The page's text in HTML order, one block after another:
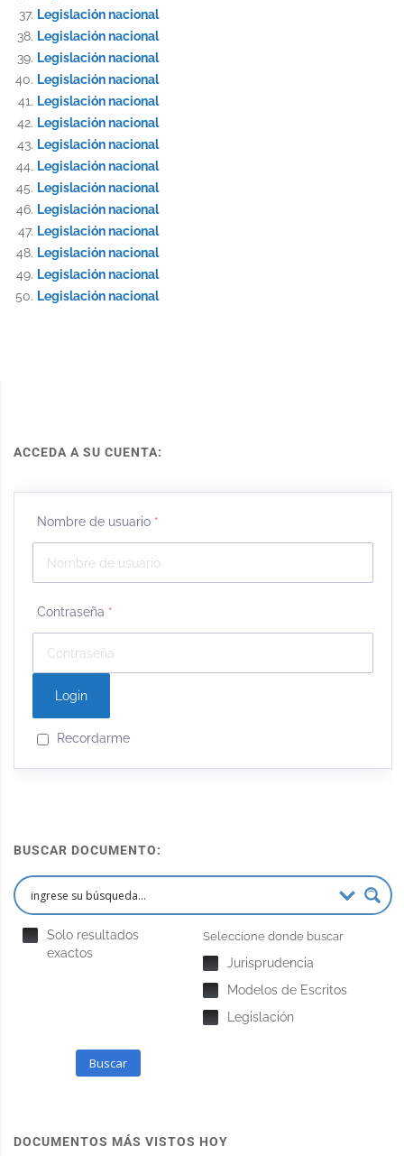
Legislación nacional
Legislación nacional
Legislación nacional
Legislación nacional
Legislación nacional
Legislación nacional
Legislación nacional
Legislación nacional
Legislación nacional
Legislación nacional
Legislación nacional
Legislación nacional
Legislación nacional
Legislación nacional
ACCEDA A SU CUENTA:
Nombre de usuario *
Contraseña *
Recordarme
BUSCAR DOCUMENTO:
Solo resultados
exactos
Seleccione donde buscar
Jurisprudencia
Modelos de Escritos
Legislación
Buscar
DOCUMENTOS MÁS VISTOS HOY